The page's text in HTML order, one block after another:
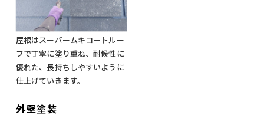
屋根はスーパームキコートルー
フで丁寧に塗り重ね、耐候性に
優れた、長持ちしやすいように
仕上げていきます。
外壁塗装